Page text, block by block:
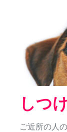
しつ
ご近所の人